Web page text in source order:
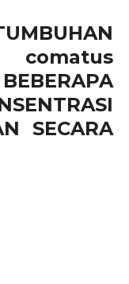
comatus
SECARA